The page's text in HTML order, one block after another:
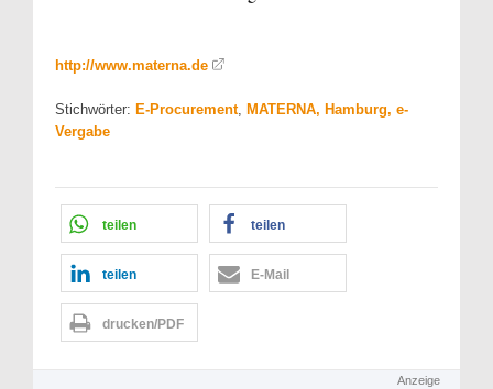
http://www.materna.de
Stichwörter: E-Procurement, MATERNA, Hamburg, e-
Vergabe
teilen teilen
teilen E-Mail
drucken/PDF
Anzeige